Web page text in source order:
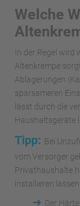
Welche
In der Regel wird
Altenkrempe
Ablagerungen
sparsameren
lässt durch die
Haushaltsgeräte
Tipp: Bei
vom Versorger
Privathaushalte
installieren lassen.
➜ Der